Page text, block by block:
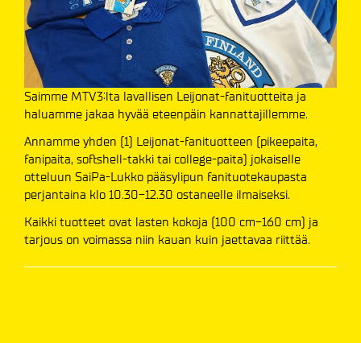
Saimme MTV3:lta lavallisen Leijonat-fanituotteita ja
haluamme jakaa hyvää eteenpäin kannattajillemme.
Annamme yhden (1) Leijonat-fanituotteen (pikeepaita,
fanipaita, softshell-takki tai college-paita) jokaiselle
otteluun SaiPa-Lukko pääsylipun fanituotekaupasta
perjantaina klo 10.30-12.30 ostaneelle ilmaiseksi.
Kaikki tuotteet ovat lasten kokoja (100 cm-160 cm) ja
tarjous on voimassa niin kauan kuin jaettavaa riittää.